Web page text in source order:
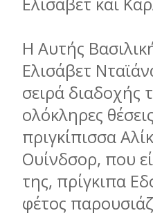
Η Αυτής
Ελισάβετ
σειρά διαδοχής
ολόκληρες
πριγκίπισσα
Ουίνδσορ, που
της, πρίγκιπα
φέτος